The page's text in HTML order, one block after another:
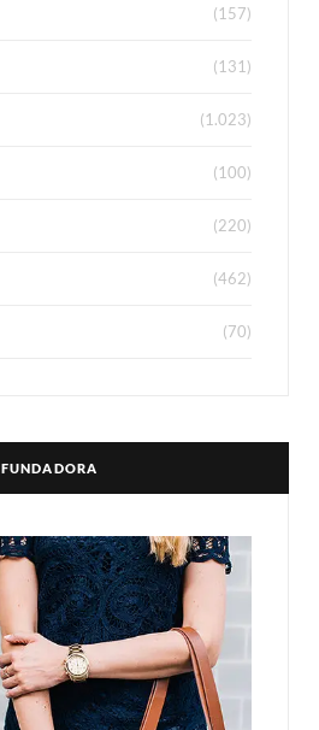
(157)
(131)
(1.023)
(100)
(220)
(462)
(70)
FUNDADORA